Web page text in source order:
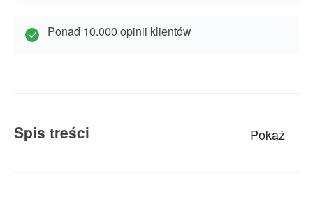
Ponad 10.000 opinii klientów
Spis treści